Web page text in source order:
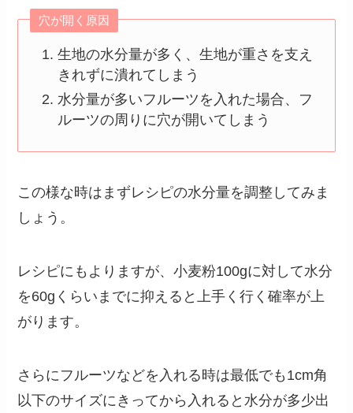
穴が開く原因
生地の水分量が多く、生地が重さを支え
きれずに潰れてしまう
水分量が多いフルーツを入れた場合、フ
ルーツの周りに穴が開いてしまう
この様な時はまずレシピの水分量を調整してみま
しょう。
レシピにもよりますが、小麦粉100gに対して水分
を60gくらいまでに抑えると上手く行く確率が上
がります。
さらにフルーツなどを入れる時は最低でも1cm角
以下のサイズにきってから入れると水分が多少出